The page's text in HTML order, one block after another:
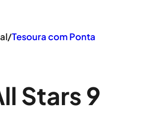
/Tesoura com Ponta
Stars 9